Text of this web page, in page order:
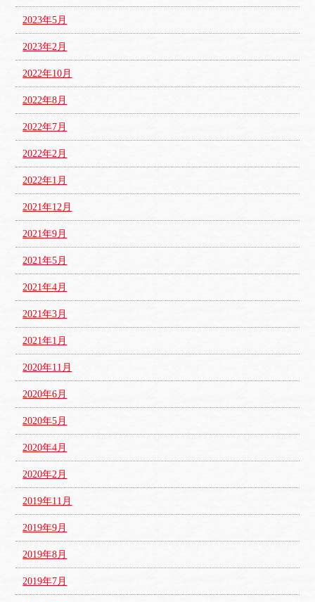
2023年5月
2023年2月
2022年10月
2022年8月
2022年7月
2022年2月
2022年1月
2021年12月
2021年9月
2021年5月
2021年4月
2021年3月
2021年1月
2020年11月
2020年6月
2020年5月
2020年4月
2020年2月
2019年11月
2019年9月
2019年8月
2019年7月